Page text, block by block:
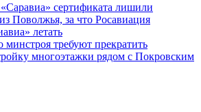
сертификата лишили
Поволжья, за что Росавиация
летать
минстроя требуют прекратить
многоэтажки рядом с Покровским